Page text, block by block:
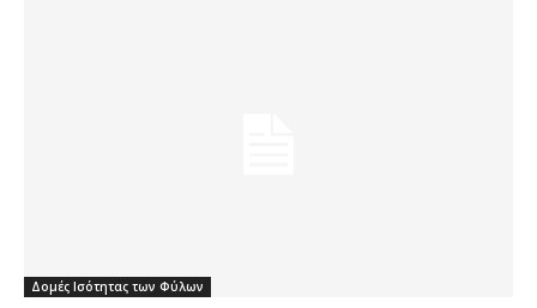
Δομές Ισότητας των Φύλων